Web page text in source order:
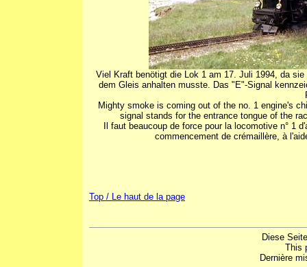
Viel Kraft benötigt die Lok 1 am 17. Juli 1994, da
dem Gleis anhalten musste. Das "E"-Signal
Mighty smoke is coming out of the no. 1 engine's
signal stands for the entrance tongue of the
Il faut beaucoup de force pour la locomotive n° 1
commencement de crémaillère, à
Top / Le haut de la page
Diese
This
Dernière